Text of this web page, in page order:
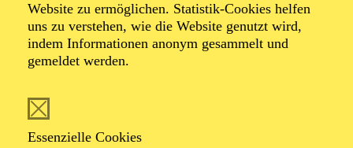
Website zu ermöglichen. Statistik-Cookies helfen
uns zu verstehen, wie die Website genutzt wird,
indem Informationen anonym gesammelt und
gemeldet werden.
Essenzielle Cookies